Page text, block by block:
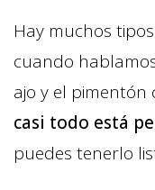
Hay muchos
cuando
ajo y el pimentón
casi todo está
puedes tenerlo